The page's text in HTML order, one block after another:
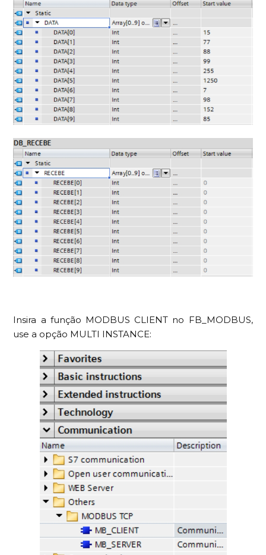
Insira a função MODBUS CLIENT no FB_MODBUS,
use a opção MULTI INSTANCE: